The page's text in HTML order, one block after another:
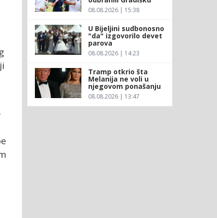
08.08.2026 | 15:38
U Bijeljini sudbonosno
"da" izgovorilo devet
parova
08.08.2026 | 14:23
Tramp otkrio šta
Melanija ne voli u
njegovom ponašanju
08.08.2026 | 13:47